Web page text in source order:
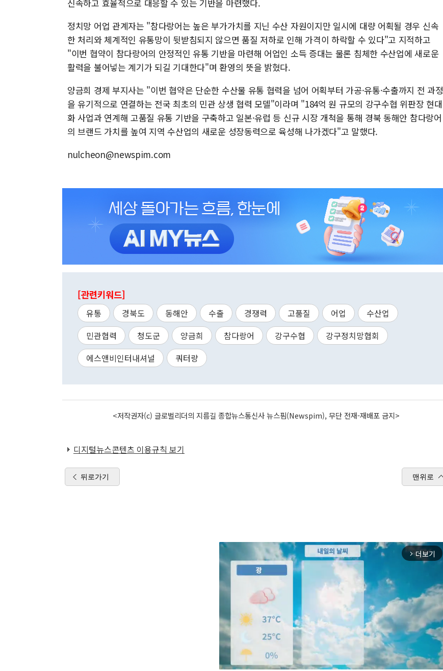
신속하고 효율적으로 대응할 수 있는 기반을 마련했다.
정치망 어업 관계자는 "참다랑어는 높은 부가가치를 지닌 수산 자원이지만 일시에 대량 어획될 경우 신속
한 처리와 체계적인 유통망이 뒷받침되지 않으면 품질 저하로 인해 가격이 하락할 수 있다"고 지적하고
"이번 협약이 참다랑어의 안정적인 유통 기반을 마련해 어업인 소득 증대는 물론 침체한 수산업에 새로운
활력을 불어넣는 계기가 되길 기대한다"며 환영의 뜻을 밝혔다.
양금희 경제 부지사는 "이번 협약은 단순한 수산물 유통 협력을 넘어 어획부터 가공·유통·수출까지 전 과정
을 유기적으로 연결하는 전국 최초의 민관 상생 협력 모델"이라며 "184억 원 규모의 강구수협 위판장 현대
화 사업과 연계해 고품질 유통 기반을 구축하고 일본·유럽 등 신규 시장 개척을 통해 경북 동해안 참다랑어
의 브랜드 가치를 높여 지역 수산업의 새로운 성장동력으로 육성해 나가겠다"고 말했다.
nulcheon@newspim.com
[관련키워드]
유통 경북도 동해안 수출 경쟁력 고품질 어업
수산업
민관협력
청도군 양금희 참다랑어 강구수협
강구정치망협회
에스앤비인터내셔널
쿼터량
<저작권자(c) 글로벌리더의 지름길 종합뉴스통신사 뉴스핌(Newspim), 무단 전재-재배포 금지>
디지털뉴스콘텐츠 이용규칙 보기
뒤로가기 맨위로
arrow_forward_ios 더보기